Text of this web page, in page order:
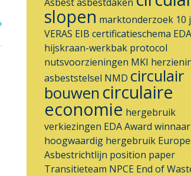
slopen marktonderzoek 10
VERAS EIB certificatieschema EDA
hijskraan-werkbak protocol
nutsvoorzieningen MKI
asbeststelsel NMD circulair
bouwen circulaire
economie hergebruik
verkiezingen EDA Award winnaar
hoogwaardig hergebruik
Asbestrichtlijn position paper
Transitieteam NPCE End of